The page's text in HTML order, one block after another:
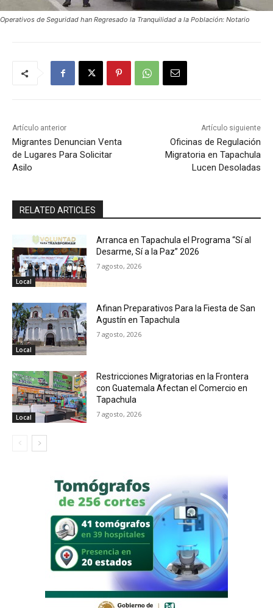
Operativos de Seguridad han Regresado la Tranquilidad a la Población: Notario
Artículo anterior
Migrantes Denuncian Venta
de Lugares Para Solicitar
Asilo
Artículo siguiente
Oficinas de Regulación
Migratoria en Tapachula
Lucen Desoladas
RELATED ARTICLES
Local
Arranca en Tapachula el Programa “Sí al
Desarme, Sí a la Paz” 2026
7 agosto, 2026
Local
Afinan Preparativos Para la Fiesta de San
Agustín en Tapachula
7 agosto, 2026
Local
Restricciones Migratorias en la Frontera
con Guatemala Afectan el Comercio en
Tapachula
7 agosto, 2026